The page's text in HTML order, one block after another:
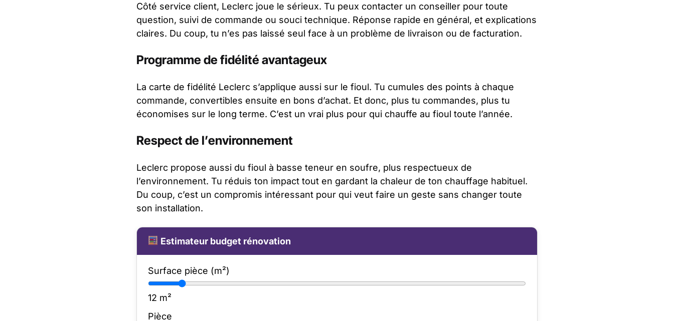
Côté service client, Leclerc joue le sérieux. Tu peux contacter un conseiller pour toute
question, suivi de commande ou souci technique. Réponse rapide en général, et explications
claires. Du coup, tu n’es pas laissé seul face à un problème de livraison ou de facturation.
Programme de fidélité avantageux
La carte de fidélité Leclerc s’applique aussi sur le fioul. Tu cumules des points à chaque
commande, convertibles ensuite en bons d’achat. Et donc, plus tu commandes, plus tu
économises sur le long terme. C’est un vrai plus pour qui chauffe au fioul toute l’année.
Respect de l’environnement
Leclerc propose aussi du fioul à basse teneur en soufre, plus respectueux de
l’environnement. Tu réduis ton impact tout en gardant la chaleur de ton chauffage habituel.
Du coup, c’est un compromis intéressant pour qui veut faire un geste sans changer toute
son installation.
Estimateur budget rénovation
Surface pièce (m²)
12 m²
Pièce